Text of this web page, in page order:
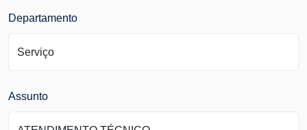
Departamento
Assunto